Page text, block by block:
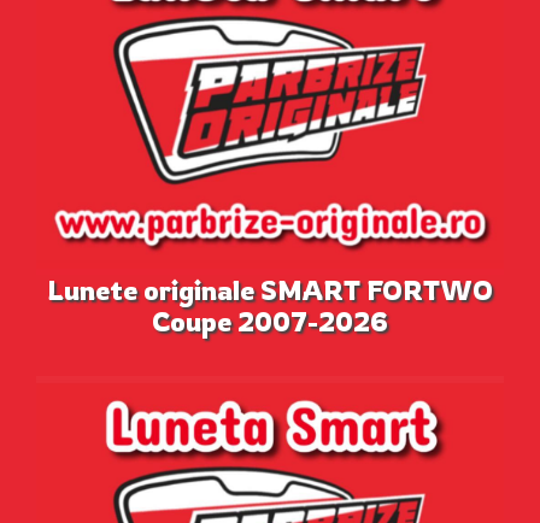
Lunete originale SMART FORTWO
Coupe 2007-2026